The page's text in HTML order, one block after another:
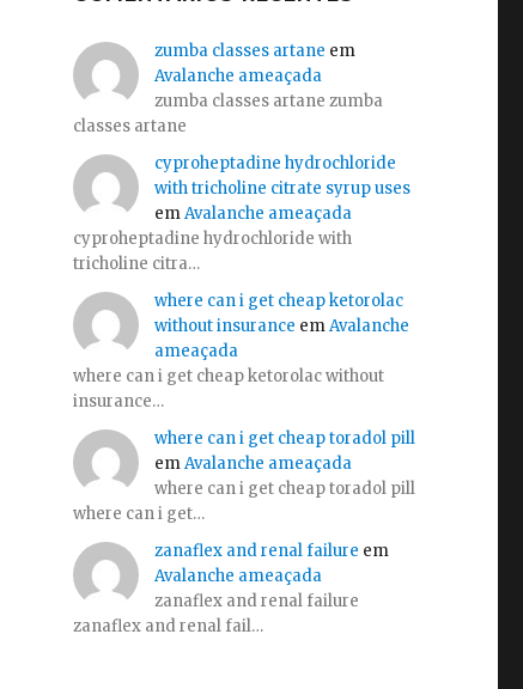
zumba classes artane em
Avalanche ameaçada
zumba classes artane zumba
classes artane
cyproheptadine hydrochloride
with tricholine citrate syrup uses
emAvalanche ameaçada
cyproheptadine hydrochloride with
tricholine citra…
where can i get cheap ketorolac
without insurance emAvalanche
ameaçada
where can i get cheap ketorolac without
insurance…
where can i get cheap toradol pill
emAvalanche ameaçada
where can i get cheap toradol pill
where can i get…
zanaflex and renal failure em
Avalanche ameaçada
zanaflex and renal failure
zanaflex and renal fail…